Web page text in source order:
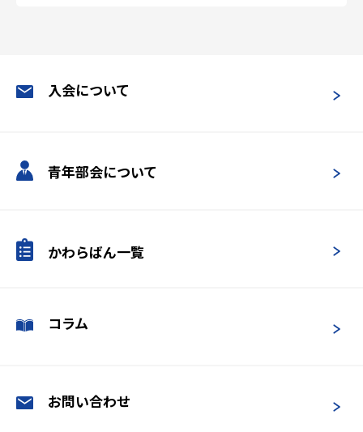
入会について
青年部会について
かわらばん一覧
コラム
お問い合わせ